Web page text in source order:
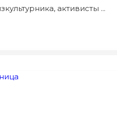
активисты ...